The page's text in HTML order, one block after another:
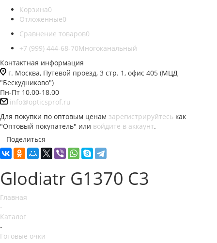
Корзина0
Отложенные0
Сравнение товаров0
+7 (999) 444-68-70Многоканальный
Контактная информация
г. Москва, Путевой проезд, 3 стр. 1, офис 405 (МЦД
"Бескудниково")
Пн-Пт 10.00-18.00
info@opticsprof.ru
Для покупки по оптовым ценам зарегистрируйтесь как
"Оптовый покупатель" или войдите в аккаунт.
Поделиться
Glodiatr G1370 C3
Главная
-
Каталог
-
Готовые очки